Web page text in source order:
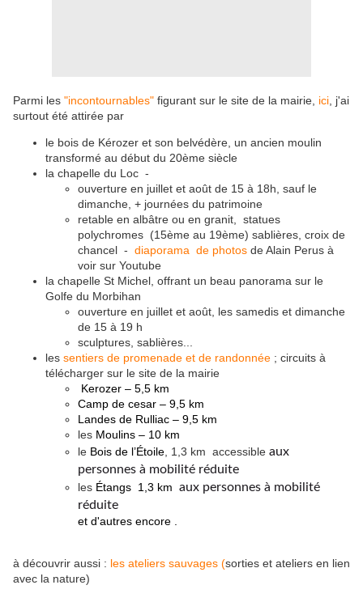
Parmi les "incontournables" figurant sur le site de la mairie, ici , j'ai
surtout été attirée par
le bois de Kérozer et son belvédère, un ancien moulin
transformé au début du 20ème siècle
la chapelle du Loc -
ouverture en juillet et août de 15 à 18h, sauf le
dimanche, + journées du patrimoine
retable en albâtre ou en granit, statues
polychromes (15ème au 19ème) sablières, croix de
chancel - diaporama de photos de Alain Perus à
voir sur Youtube
la chapelle St Michel, offrant un beau panorama sur le
Golfe du Morbihan
ouverture en juillet et août, les samedis et dimanche
de 15 à 19 h
sculptures, sablières...
les sentiers de promenade et de randonnée ; circuits à
télécharger sur le site de la mairie
Kerozer – 5,5 km
Camp de cesar – 9,5 km
Landes de Rulliac – 9,5 km
les Moulins – 10 km
le Bois de l’Étoile , 1,3 km accessible aux
personnes à mobilité réduite
les Étangs 1,3 km aux personnes à mobilité
réduite
et d'autres encore .
à découvrir aussi : les ateliers sauvages (sorties et ateliers en lien
avec la nature)